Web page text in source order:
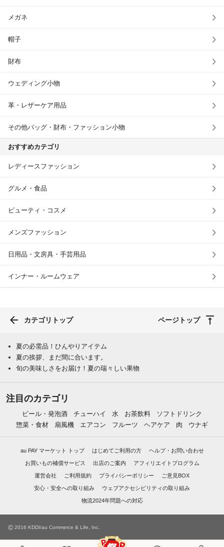
メガネ
帽子
財布
ウェディング小物
革・レザーケア用品
その他バッグ・財布・ファッション小物
おすすめカテゴリ
レディースファッション
グルメ・食品
ビューティ・コスメ
メンズファッション
日用品・文房具・手芸用品
インナー・ルームウェア
カテゴリトップ ページトップ
夏の必需品！ひんやりアイテム
夏の挨拶、まだ間に合います。
旬の美味しさをお届け！夏の瑞々しい果物
注目のカテゴリ
ビール・発泡酒 チューハイ 水 お茶飲料
ソフトドリンク
惣菜・食材
扇風機 エアコン フルーツ ヘアケア 肉 ウナギ
au PAY マーケット トップ はじめてご利用の方 ヘルプ・お問い合わせ
お買いもの補償サービス 出店のご案内 アフィリエイトプログラム
運営会社 ご利用規約 プライバシーポリシー ご意見BOX
安心・安全への取り組み ウェブアクセシビリティの取り組み
物流2024年問題への対応
© 2016 KDDI/au Commerce & Life, Inc.